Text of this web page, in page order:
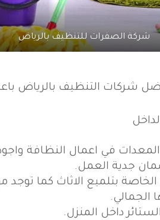
شركة الصفرات للتنظيف بالرياض
شركات التنظيف بالرياض
في اعمال النظافة واجود
جدية العمل.
الخاصة بتلميع الاثاث كما توجد
الجمالي.
داخل المنزل.